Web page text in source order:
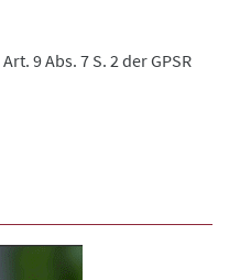
9 Abs. 7 S. 2 der GPSR